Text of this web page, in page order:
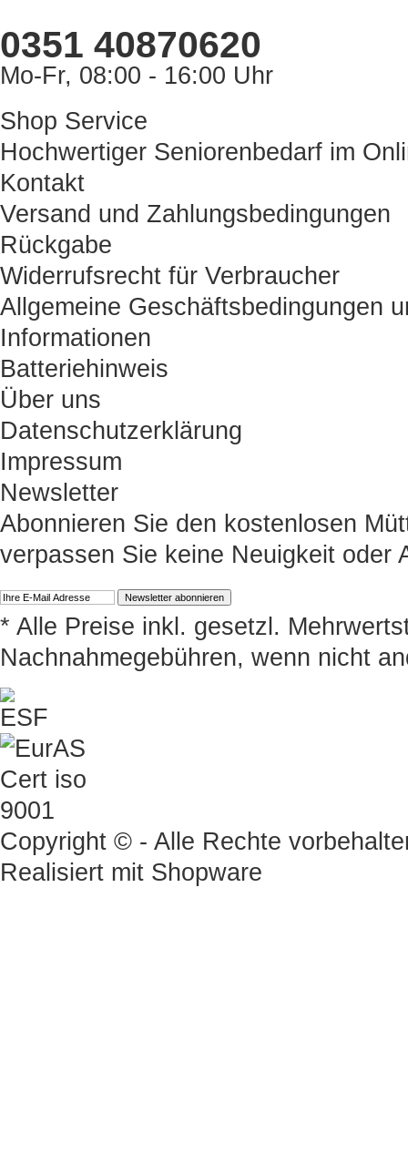
0351 40870620
Mo-Fr, 08:00 - 16:00 Uhr
Shop Service
Hochwertiger Seniorenbedarf im
Kontakt
Versand und Zahlungsbedingungen
Rückgabe
Widerrufsrecht für Verbraucher
Allgemeine Geschäftsbedingungen
Informationen
Batteriehinweis
Über uns
Datenschutzerklärung
Impressum
Newsletter
Abonnieren Sie den kostenlosen
verpassen Sie keine Neuigkeit oder
* Alle Preise inkl. gesetzl.
Nachnahmegebühren, wenn nicht
Copyright © - Alle Rechte
Realisiert mit Shopware